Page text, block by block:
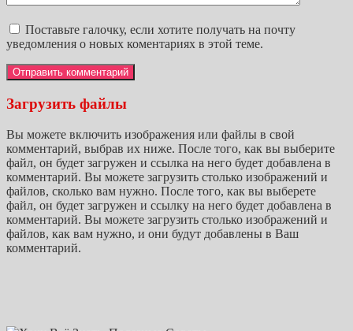
Поставьте галочку, если хотите получать на почту
уведомления о новых коментариях в этой теме.
Загрузить файлы
Вы можете включить изображения или файлы в свой
комментарий, выбрав их ниже. После того, как вы выберите
файл, он будет загружен и ссылка на него будет добавлена в
комментарий. Вы можете загрузить столько изображений и
файлов, сколько вам нужно. После того, как вы выберете
файл, он будет загружен и ссылку на него будет добавлена в
комментарий. Вы можете загрузить столько изображений и
файлов, как вам нужно, и они будут добавлены в Ваш
комментарий.